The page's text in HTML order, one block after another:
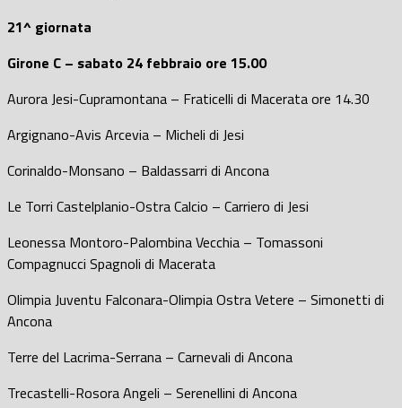
21^ giornata
Girone C – sabato 24 febbraio ore 15.00
Aurora Jesi-Cupramontana – Fraticelli di Macerata ore 14.30
Argignano-Avis Arcevia – Micheli di Jesi
Corinaldo-Monsano – Baldassarri di Ancona
Le Torri Castelplanio-Ostra Calcio – Carriero di Jesi
Leonessa Montoro-Palombina Vecchia – Tomassoni
Compagnucci Spagnoli di Macerata
Olimpia Juventu Falconara-Olimpia Ostra Vetere – Simonetti di
Ancona
Terre del Lacrima-Serrana – Carnevali di Ancona
Trecastelli-Rosora Angeli – Serenellini di Ancona